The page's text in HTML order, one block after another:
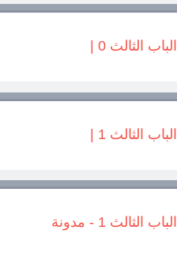
الثالث 0 |
الثالث 1 |
الدستور الليبي: الباب الثالث 1 - مدونة